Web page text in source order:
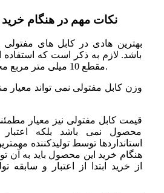
نکات مهم در هنگام خرید
باشد. لازم به ذکر است که استفاده
مقطع 10 میلی متر مربع مجاز شناخته شده است.
محصول نمی باشد بلکه
استانداردها توسط تولیدکننده
هنگام خرید این محصول باید به آن
از خرید ابتدا از اعتبار و سابقه